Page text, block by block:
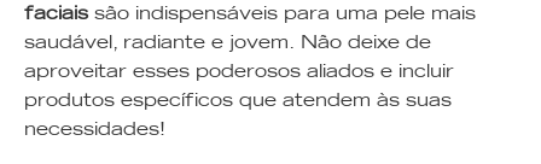
faciaissão indispensáveis para uma pele mais
saudável, radiante e jovem. Não deixe de
aproveitar esses poderosos aliados e incluir
produtos específicos que atendem às suas
necessidades!